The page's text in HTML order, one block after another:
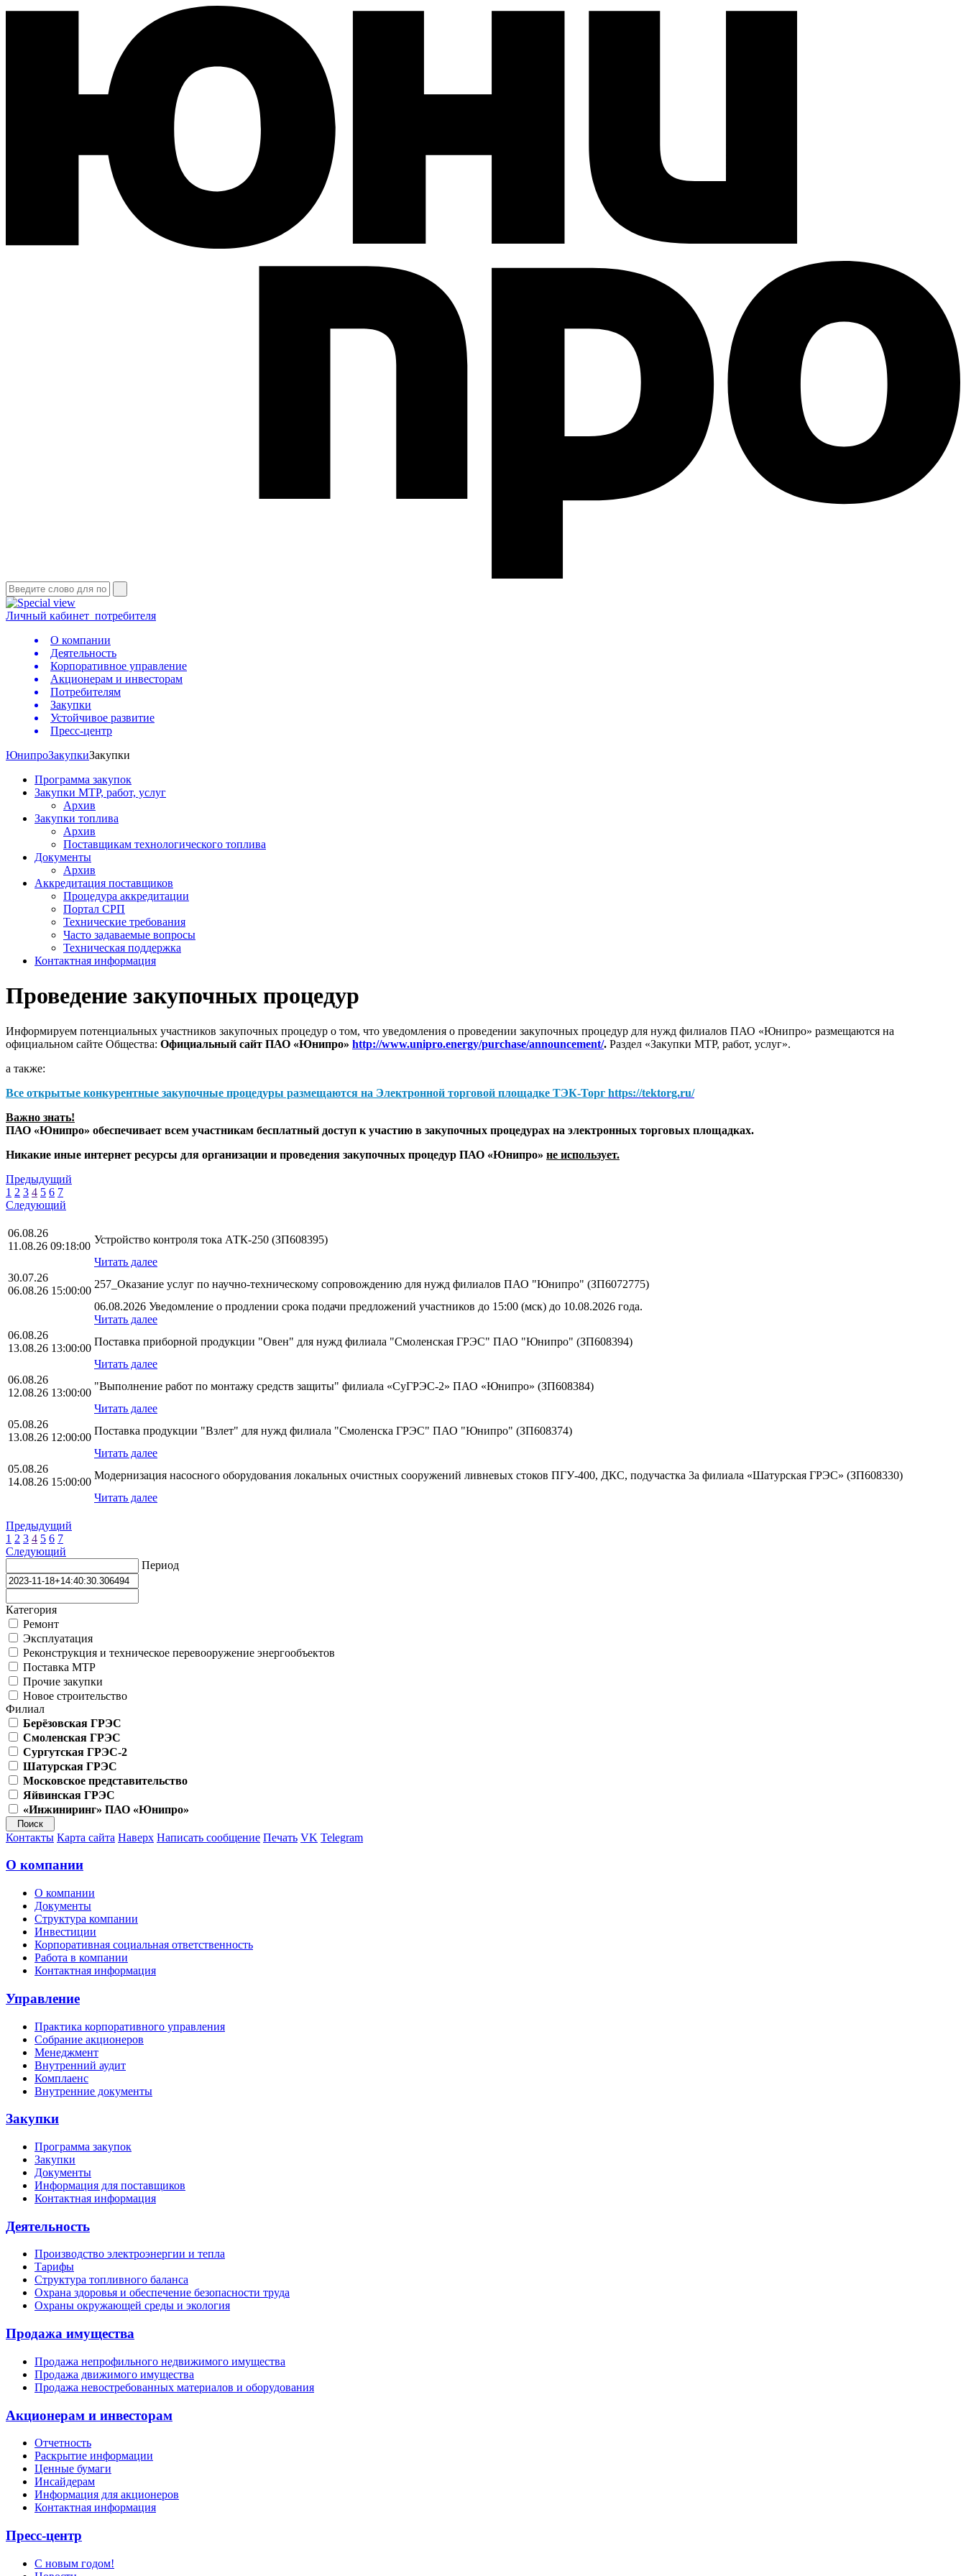
Личный кабинет потребителя
О компании
Деятельность
Корпоративное управление
Акционерам и инвесторам
Потребителям
Закупки
Устойчивое развитие
Пресс-центр
ЮнипроЗакупкиЗакупки
Программа закупок
Закупки МТР, работ, услуг
Архив
Закупки топлива
Архив
Поставщикам технологического топлива
Документы
Архив
Аккредитация поставщиков
Процедура аккредитации
Портал СРП
Технические требования
Часто задаваемые вопросы
Техническая поддержка
Контактная информация
Проведение закупочных процедур
Информируем потенциальных участников закупочных процедур о том, что уведомления о проведении закупочных процедур для нужд филиалов ПАО «Юнипро» размещаются на
официальном сайте Общества: Официальный сайт ПАО «Юнипро» http://www.unipro.energy/purchase/announcement/. Раздел «Закупки МТР, работ, услуг».
а также:
Все открытые конкурентные закупочные процедуры размещаются на Электронной торговой площадке ТЭК-Торг https://tektorg.ru/
Важно знать!
ПАО «Юнипро» обеспечивает всем участникам бесплатный доступ к участию в закупочных процедурах на электронных торговых площадках.
Никакие иные интернет ресурсы для организации и проведения закупочных процедур ПАО «Юнипро» не использует.
Предыдущий
1 2 3 4 5 6 7
Следующий
06.08.26
11.08.26 09:18:00
Устройство контроля тока АТК-250 (ЗП608395)
Читать далее
30.07.26
06.08.26 15:00:00
257_Оказание услуг по научно-техническому сопровождению для нужд филиалов ПАО "Юнипро" (ЗП6072775)
06.08.2026 Уведомление о продлении срока подачи предложений участников до 15:00 (мск) до 10.08.2026 года.
Читать далее
06.08.26
13.08.26 13:00:00
Поставка приборной продукции "Овен" для нужд филиала "Смоленская ГРЭС" ПАО "Юнипро" (ЗП608394)
Читать далее
06.08.26
12.08.26 13:00:00
"Выполнение работ по монтажу средств защиты" филиала «СуГРЭС-2» ПАО «Юнипро» (ЗП608384)
Читать далее
05.08.26
13.08.26 12:00:00
Поставка продукции "Взлет" для нужд филиала "Смоленска ГРЭС" ПАО "Юнипро" (ЗП608374)
Читать далее
05.08.26
14.08.26 15:00:00
Модернизация насосного оборудования локальных очистных сооружений ливневых стоков ПГУ-400, ДКС, подучастка 3а филиала «Шатурская ГРЭС» (ЗП608330)
Читать далее
Предыдущий
1 2 3 4 5 6 7
Следующий
Период
Категория
Ремонт
Эксплуатация
Реконструкция и техническое перевооружение энергообъектов
Поставка МТР
Прочие закупки
Новое строительство
Филиал
Берёзовская ГРЭС
Смоленская ГРЭС
Сургутская ГРЭС-2
Шатурская ГРЭС
Московское представительство
Яйвинская ГРЭС
«Инжиниринг» ПАО «Юнипро»
Контакты Карта сайта Наверх Написать сообщение Печать VK Telegram
О компании
О компании
Документы
Структура компании
Инвестиции
Корпоративная социальная ответственность
Работа в компании
Контактная информация
Управление
Практика корпоративного управления
Собрание акционеров
Менеджмент
Внутренний аудит
Комплаенс
Внутренние документы
Закупки
Программа закупок
Закупки
Документы
Информация для поставщиков
Контактная информация
Деятельность
Производство электроэнергии и тепла
Тарифы
Структура топливного баланса
Охрана здоровья и обеспечение безопасности труда
Охраны окружающей среды и экология
Продажа имущества
Продажа непрофильного недвижимого имущества
Продажа движимого имущества
Продажа невостребованных материалов и оборудования
Акционерам и инвесторам
Отчетность
Раскрытие информации
Ценные бумаги
Инсайдерам
Информация для акционеров
Контактная информация
Пресс-центр
С новым годом!